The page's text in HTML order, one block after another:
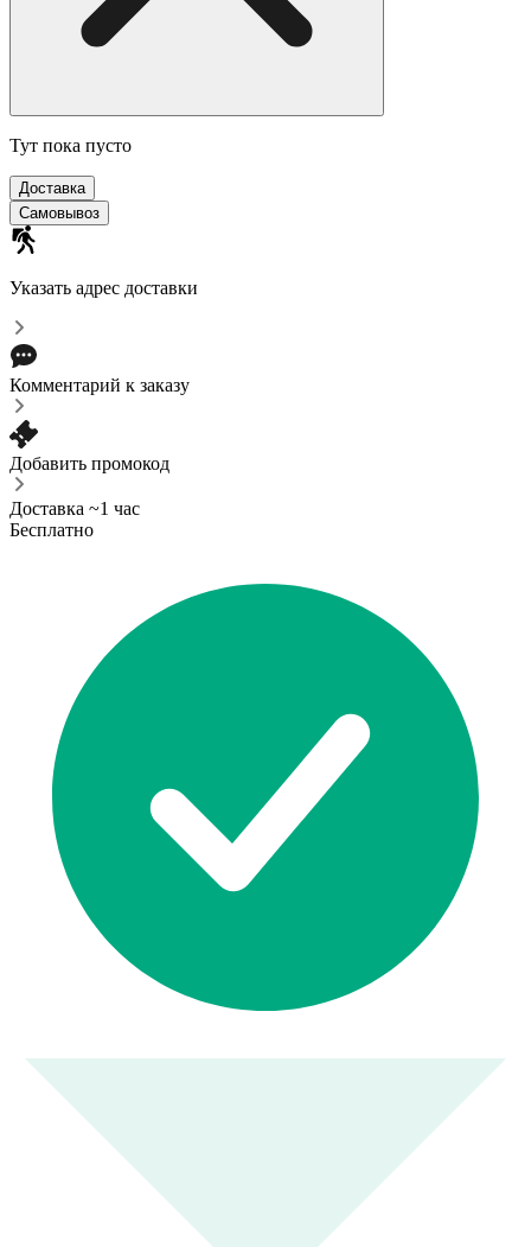
Тут пока пусто
Доставка
Самовывоз
Указать адрес доставки
Комментарий к заказу
Добавить промокод
Доставка ~1 час
Бесплатно